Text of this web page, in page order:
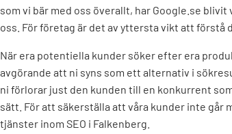
som vi bär med oss överallt, har Google.se
oss. För företag är det av yttersta vikt att förstå
När era potentiella kunder söker efter era
avgörande att ni syns som ett alternativ i
ni förlorar just den kunden till en konkurrent
sätt. För att säkerställa att våra kunder inte går
tjänster inom SEO i Falkenberg.